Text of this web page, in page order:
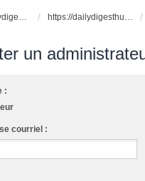
https://dailydigesthub.com
un
:
courriel :